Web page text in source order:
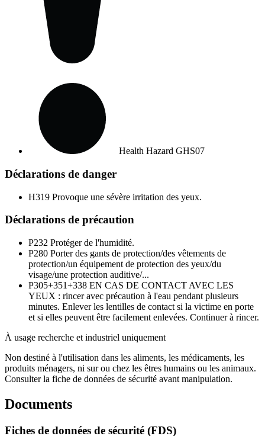
Health Hazard GHS07
Déclarations de danger
H319 Provoque une sévère irritation des yeux.
Déclarations de précaution
P232 Protéger de l'humidité.
P280 Porter des gants de protection/des vêtements de
protection/un équipement de protection des yeux/du
visage/une protection auditive/...
P305+351+338 EN CAS DE CONTACT AVEC LES
YEUX : rincer avec précaution à l'eau pendant plusieurs
minutes. Enlever les lentilles de contact si la victime en porte
et si elles peuvent être facilement enlevées. Continuer à rincer.
À usage recherche et industriel uniquement
Non destiné à l'utilisation dans les aliments, les médicaments, les
produits ménagers, ni sur ou chez les êtres humains ou les animaux.
Consulter la fiche de données de sécurité avant manipulation.
Documents
Fiches de données de sécurité (FDS)